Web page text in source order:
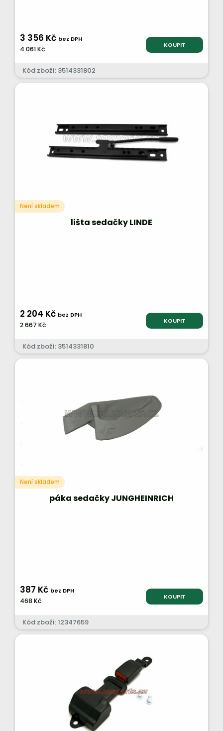
3 356 Kč bez DPH
4 061 Kč KOUPIT
Kód zboží: 3514331802
Není skladem
lišta sedačky LINDE
2 204 Kč bez DPH
2 667 Kč KOUPIT
Kód zboží: 3514331810
Není skladem
páka sedačky JUNGHEINRICH
387 Kč bez DPH
468 Kč KOUPIT
Kód zboží: 12347659